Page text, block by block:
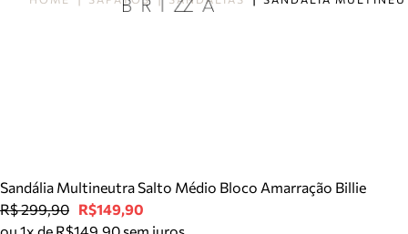
Sandália Multineutra Salto Médio Bloco Amarração Billie
R$ 299,90 R$149,90